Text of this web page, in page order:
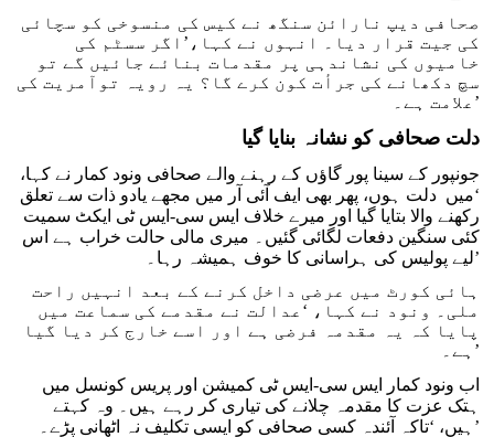
صحافی دیپ نارائن سنگھ نے کیس کی منسوخی کو سچائی
کی جیت قرار دیا۔ انہوں نے کہا،’اگر سسٹم کی
خامیوں کی نشاندہی پر مقدمات بنائے جائیں گے تو
سچ دکھانے کی جرأت کون کرے گا؟ یہ رویہ توآمریت کی
علامت ہے۔’
دلت صحافی کو نشانہ بنایا گیا
جونپور کے سینا پور گاؤں کے رہنے والے صحافی ونود کمار نے کہا،
‘میں دلت ہوں، پھر بھی ایف آئی آر میں مجھے یادو ذات سے تعلق
رکھنے والا بتایا گیا اور میرے خلاف ایس سی-ایس ٹی ایکٹ سمیت
کئی سنگین دفعات لگائی گئیں۔ میری مالی حالت خراب ہے اس
لیے پولیس کی ہراسانی کا خوف ہمیشہ رہا۔’
ہائی کورٹ میں عرضی داخل کرنے کے بعد انہیں راحت
ملی۔ ونود نے کہا، ‘عدالت نے مقدمے کی سماعت میں
پایا کہ یہ مقدمہ فرضی ہے اور اسے خارج کر دیا گیا
ہے۔’
اب ونود کمار ایس سی-ایس ٹی کمیشن اور پریس کونسل میں
ہتک عزت کا مقدمہ چلانے کی تیاری کر رہے ہیں۔ وہ کہتے
ہیں، ‘تاکہ آئندہ کسی صحافی کو ایسی تکلیف نہ اٹھانی پڑے۔’